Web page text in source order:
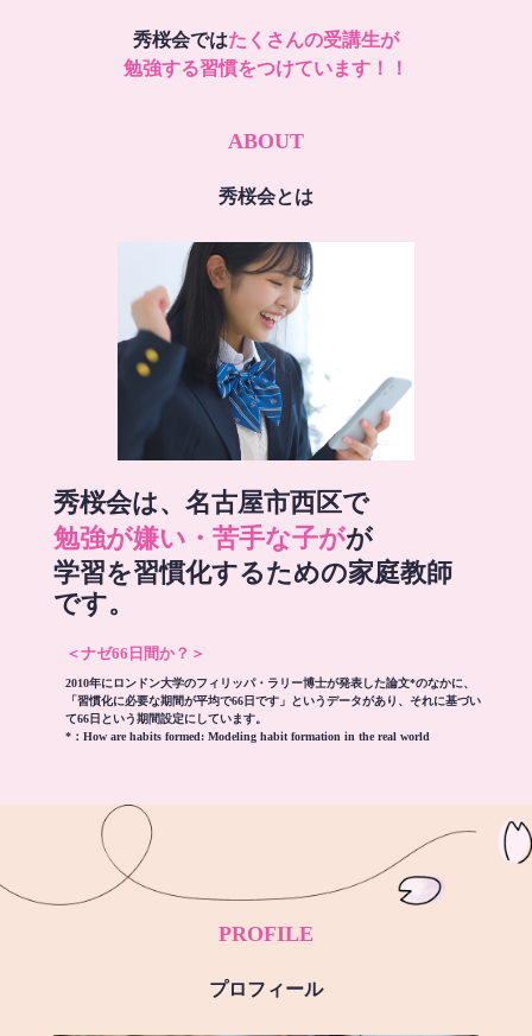
秀桜会ではたくさんの受講生が
勉強する習慣をつけています！！
ABOUT
秀桜会とは
秀桜会は、名古屋市西区で
勉強が嫌い・苦手な子がが
学習を習慣化するための家庭教師
です。
＜ナゼ66日間か？＞
2010年にロンドン大学のフィリッパ・ラリー博士が発表した論文*のなかに、
「習慣化に必要な期間が平均で66日です」というデータがあり、それに基づい
て66日という期間設定にしています。
*： How are habits formed: Modeling habit formation in the real world
PROFILE
プロフィール